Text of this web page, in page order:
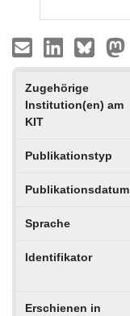
Zugehörige
Institution(en) am
KIT
Publikationstyp
Publikationsdatum
Sprache
Identifikator
Erschienen in